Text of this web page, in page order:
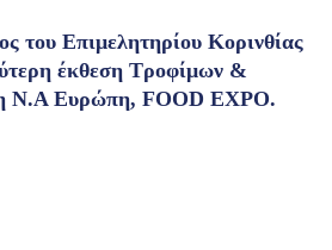
του Επιμελητηρίου Κορινθίας
έκθεση Τροφίμων &
Ν.Α Ευρώπη, FOOD EXPO.